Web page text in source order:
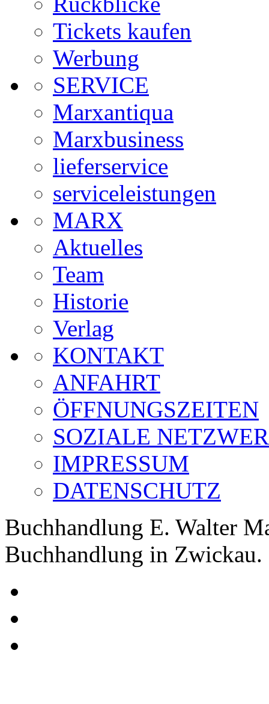
Tickets kaufen
Werbung
SERVICE
Marxantiqua
Marxbusiness
lieferservice
serviceleistungen
MARX
Aktuelles
Team
Historie
Verlag
KONTAKT
ANFAHRT
ÖFFNUNGSZEITEN
SOZIALE
IMPRESSUM
DATENSCHUTZ
Buchhandlung E. Walter
Buchhandlung in